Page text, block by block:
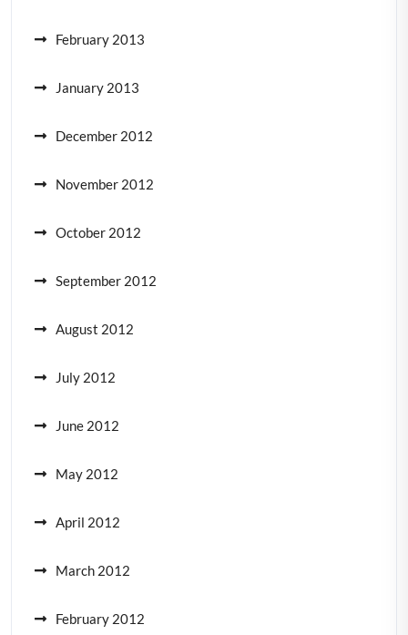
February 2013
January 2013
December 2012
November 2012
October 2012
September 2012
August 2012
July 2012
June 2012
May 2012
April 2012
March 2012
February 2012